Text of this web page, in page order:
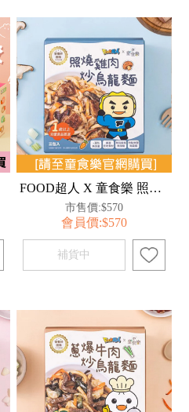
FOOD超人 X 童食樂 照燒雞肉炒烏龍麵
市售價:$570
會員價:$570